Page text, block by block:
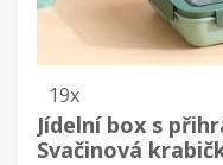
19x
Jídelní box s
Svačinová